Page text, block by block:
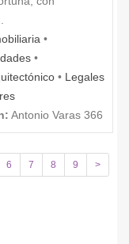
•
•
• Legales
Antonio Varas 366
6 7 8 9 >